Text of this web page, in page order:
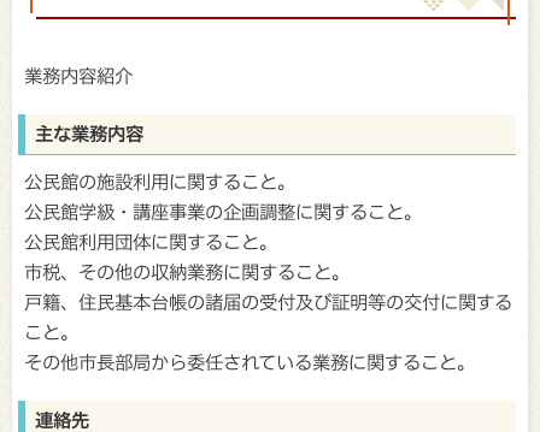
業務内容紹介
主な業務内容
公民館の施設利用に関すること。
公民館学級・講座事業の企画調整に関すること。
公民館利用団体に関すること。
市税、その他の収納業務に関すること。
戸籍、住民基本台帳の諸届の受付及び証明等の交付に関する
こと。
その他市長部局から委任されている業務に関すること。
連絡先